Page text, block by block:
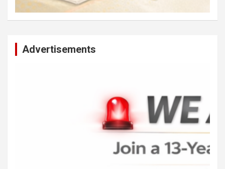
Advertisements